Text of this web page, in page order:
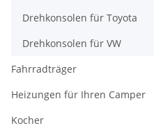
Drehkonsolen für Toyota
Drehkonsolen für VW
Fahrradträger
Heizungen für Ihren Camper
Kocher